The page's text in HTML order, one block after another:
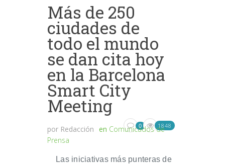
Más de 250
ciudades de
todo el mundo
se dan cita hoy
en la Barcelona
Smart City
Meeting
por Redacción en Comunicados de
Prensa
0 1848
Las iniciativas más punteras de